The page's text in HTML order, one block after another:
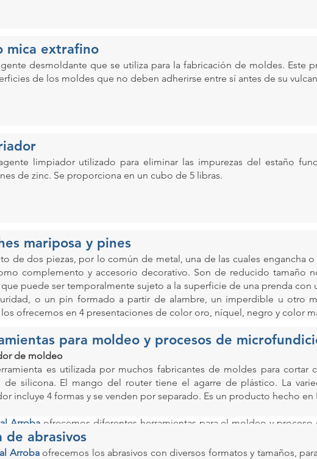
mica extrafino
desmoldante que se utiliza para la fabricación de moldes. Este
de los moldes que no deben adherirse entre sí antes de su
limpiador utilizado para eliminar las impurezas del estaño
de zinc. Se proporciona en un cubo de 5 libras.
mariposa y pines
de dos piezas, por lo común de metal, una de las cuales engancha o
complemento y accesorio decorativo. Son de reducido tamaño
puede ser temporalmente sujeto a la superficie de una prenda con
o un pin formado a partir de alambre, un imperdible u otro
los ofrecemos en 4 presentaciones de color oro, níquel, negro y color
para moldeo y procesos de
de moldeo
es utilizada por muchos fabricantes de moldes para cortar
de silicona. El mango del router tiene el agarre de plástico. La
incluye 4 formas y se venden por separado. Es un producto hecho en
Arrobaofrecemos diferentes herramientas para el moldeo y proceso
para brindarle más información y asesoría, porque manejamos
de abrasivos
Arrobaofrecemos los abrasivos con diversos formatos y tamaños,